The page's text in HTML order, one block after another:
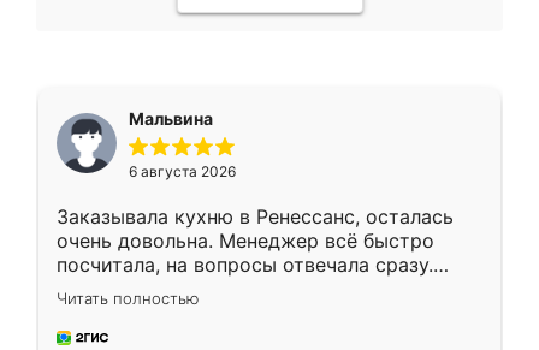
Мальвина
6 августа 2026
Заказывала кухню в Ренессанс, осталась
очень довольна. Менеджер всё быстро
посчитала, на вопросы отвечала сразу.
Замерщик приехал в субботу, подошёл к
делу со всей ответственностью. Собрали
за день, ребята работали аккуратно, даже
Читать полностью